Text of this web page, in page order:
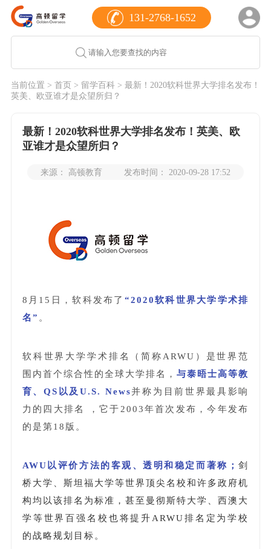
131-2768-1652
当前位置 > 首页 > 留学百科> 最新！2020软科世界大学排名发布！
英美、欧亚谁才是众望所归？
最新！2020软科世界大学排名发布！英美、欧
亚谁才是众望所归？
来源： 高顿教育 发布时间： 2020-09-28 17:52
8月15 日，软科发布了 “2020软科世界大学学术排
名” 。
软科世界大学学术排名（简称ARWU）是世界范
围内首个综合性的全球大学排名，与泰晤士高等教
育、QS以及U.S. News并称为目前世界最具影响
力的四大排名 ，它于2003年首次发布，今年发布
的是第18版。
AWU以评价方法的客观、透明和稳定而著称； 剑
桥大学、斯坦福大学等世界顶尖名校和许多政府机
构均以该排名为标准，甚至曼彻斯特大学、西澳大
学等世界百强名校也将提升ARWU排名定为学校
的战略规划目标。